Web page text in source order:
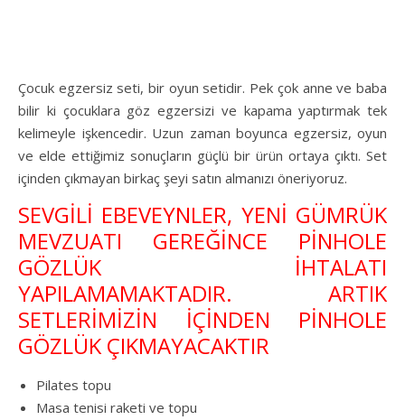
Çocuk egzersiz seti, bir oyun setidir. Pek çok anne ve baba
bilir ki çocuklara göz egzersizi ve kapama yaptırmak tek
kelimeyle işkencedir. Uzun zaman boyunca egzersiz, oyun
ve elde ettiğimiz sonuçların güçlü bir ürün ortaya çıktı. Set
içinden çıkmayan birkaç şeyi satın almanızı öneriyoruz.
SEVGİLİ EBEVEYNLER, YENİ GÜMRÜK
MEVZUATI GEREĞİNCE PİNHOLE
GÖZLÜK İHTALATI
YAPILAMAMAKTADIR. ARTIK
SETLERİMİZİN İÇİNDEN PİNHOLE
GÖZLÜK ÇIKMAYACAKTIR
Pilates topu
Masa tenisi raketi ve topu